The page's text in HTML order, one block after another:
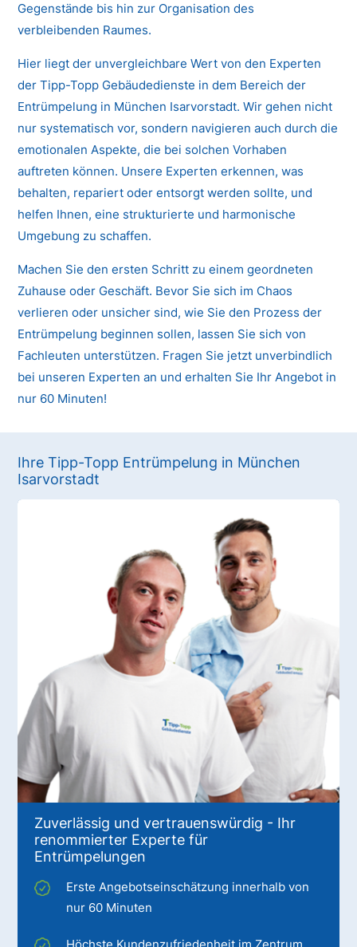
Gegenstände bis hin zur Organisation des
verbleibenden Raumes.
Hier liegt der unvergleichbare Wert von den Experten
der Tipp-Topp Gebäudedienste in dem Bereich der
Entrümpelung in München Isarvorstadt. Wir gehen nicht
nur systematisch vor, sondern navigieren auch durch die
emotionalen Aspekte, die bei solchen Vorhaben
auftreten können. Unsere Experten erkennen, was
behalten, repariert oder entsorgt werden sollte, und
helfen Ihnen, eine strukturierte und harmonische
Umgebung zu schaffen.
Machen Sie den ersten Schritt zu einem geordneten
Zuhause oder Geschäft. Bevor Sie sich im Chaos
verlieren oder unsicher sind, wie Sie den Prozess der
Entrümpelung beginnen sollen, lassen Sie sich von
Fachleuten unterstützen. Fragen Sie jetzt unverbindlich
bei unseren Experten an und erhalten Sie Ihr Angebot in
nur 60 Minuten!
Ihre Tipp-Topp Entrümpelung in München
Isarvorstadt
Zuverlässig und vertrauenswürdig - Ihr
renommierter Experte für
Entrümpelungen
Erste Angebotseinschätzung innerhalb von
nur 60 Minuten